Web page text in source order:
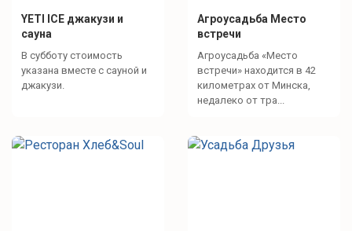
YETI ICE джакузи и
сауна
В субботу стоимость
указана вместе с сауной и
джакузи.
Агроусадьба Место
встречи
Агроусадьба «Место
встречи» находится в 42
километрах от Минска,
недалеко от тра...